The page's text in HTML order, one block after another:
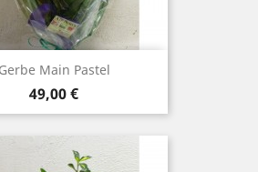
Gerbe Main Pastel
Prix
49,00 €